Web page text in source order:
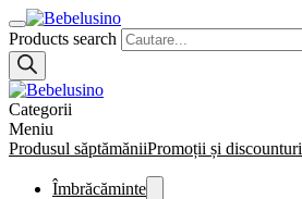
Products search
Categorii
Meniu
Produsul săptămăniiPromoții și discounturi
Îmbrăcăminte